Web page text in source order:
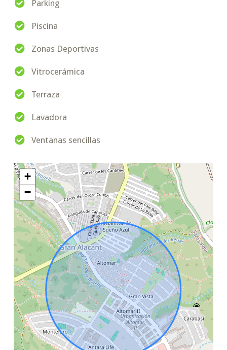
Parking
Piscina
Zonas Deportivas
Vitrocerámica
Terraza
Lavadora
Ventanas sencillas
+
−